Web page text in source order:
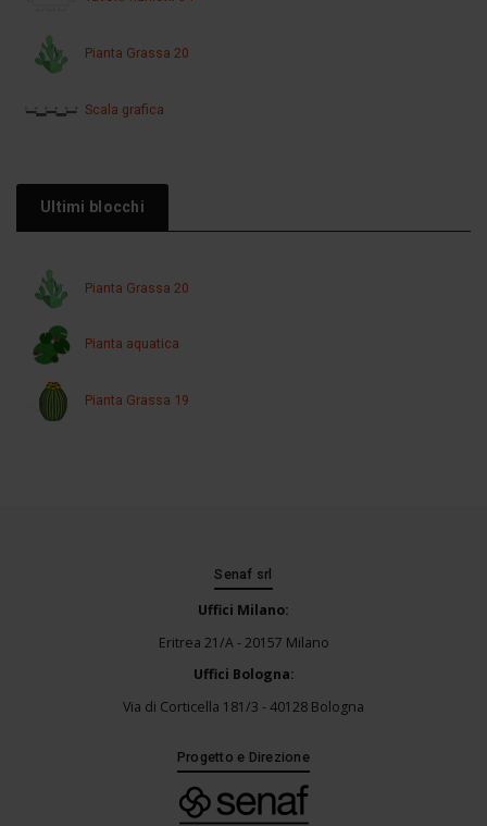
Pianta Grassa 20
Scala grafica
Ultimi blocchi
Pianta Grassa 20
Pianta aquatica
Pianta Grassa 19
Senaf srl
Uffici Milano:
Eritrea 21/A - 20157 Milano
Uffici Bologna:
Via di Corticella 181/3 - 40128 Bologna
Progetto e Direzione